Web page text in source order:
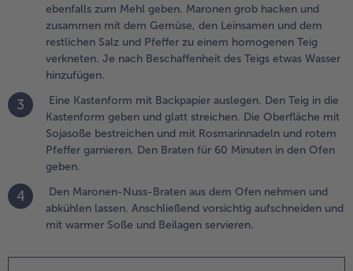
und
zum
geben.
grob
und
mit
Gemüse,
Pfeffer zu
verkneten.
ebenfalls zum Mehl geben. Maronen grob hacken und
zusammen mit dem Gemüse, den Leinsamen und dem
restlichen Salz und Pfeffer zu einem homogenen Teig
verkneten. Je nach Beschaffenheit des Teigs etwas Wasser
hinzufügen.
3
Eine Kastenform mit Backpapier auslegen. Den Teig in die
Kastenform geben und glatt streichen. Die Oberfläche mit
Sojasoße bestreichen und mit Rosmarinnadeln und rotem
Pfeffer garnieren. Den Braten für 60 Minuten in den Ofen
geben.
4
Den Maronen-Nuss-Braten aus dem Ofen nehmen und
abkühlen lassen. Anschließend vorsichtig aufschneiden und
mit warmer Soße und Beilagen servieren.